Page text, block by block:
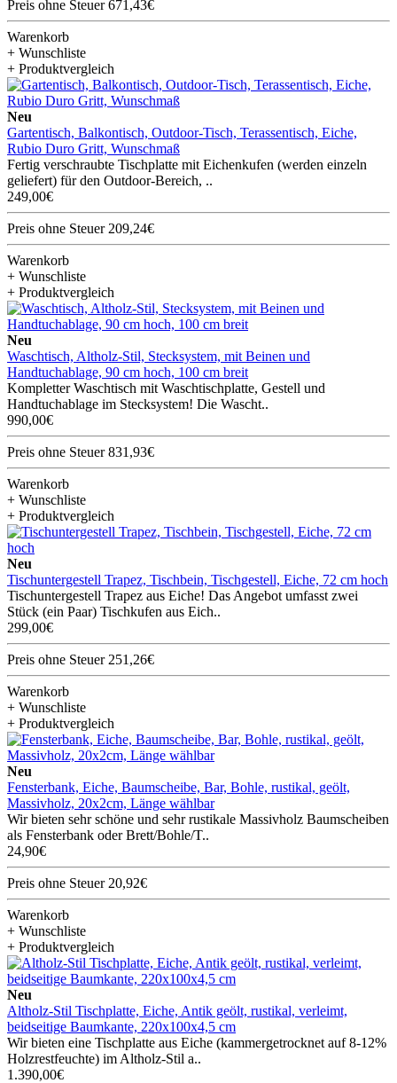
Preis ohne Steuer 671,43€
Warenkorb
+ Wunschliste
+ Produktvergleich
Neu
Gartentisch, Balkontisch, Outdoor-Tisch, Terassentisch, Eiche,
Rubio Duro Gritt, Wunschmaß
Fertig verschraubte Tischplatte mit Eichenkufen (werden einzeln
geliefert) für den Outdoor-Bereich, ..
249,00€
Preis ohne Steuer 209,24€
Warenkorb
+ Wunschliste
+ Produktvergleich
Neu
Waschtisch, Altholz-Stil, Stecksystem, mit Beinen und
Handtuchablage, 90 cm hoch, 100 cm breit
Kompletter Waschtisch mit Waschtischplatte, Gestell und
Handtuchablage im Stecksystem! Die Wascht..
990,00€
Preis ohne Steuer 831,93€
Warenkorb
+ Wunschliste
+ Produktvergleich
Neu
Tischuntergestell Trapez, Tischbein, Tischgestell, Eiche, 72 cm hoch
Tischuntergestell Trapez aus Eiche! Das Angebot umfasst zwei
Stück (ein Paar) Tischkufen aus Eich..
299,00€
Preis ohne Steuer 251,26€
Warenkorb
+ Wunschliste
+ Produktvergleich
Neu
Fensterbank, Eiche, Baumscheibe, Bar, Bohle, rustikal, geölt,
Massivholz, 20x2cm, Länge wählbar
Wir bieten sehr schöne und sehr rustikale Massivholz Baumscheiben
als Fensterbank oder Brett/Bohle/T..
24,90€
Preis ohne Steuer 20,92€
Warenkorb
+ Wunschliste
+ Produktvergleich
Neu
Altholz-Stil Tischplatte, Eiche, Antik geölt, rustikal, verleimt,
beidseitige Baumkante, 220x100x4,5 cm
Wir bieten eine Tischplatte aus Eiche (kammergetrocknet auf 8-12%
Holzrestfeuchte) im Altholz-Stil a..
1.390,00€